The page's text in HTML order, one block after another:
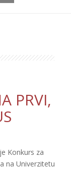
PRVI,
Konkurs za
na Univerzitetu